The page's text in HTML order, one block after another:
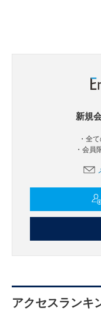
新規
・全
・会員
アクセスランキ